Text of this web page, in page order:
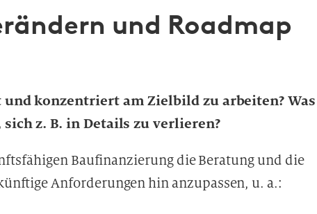
und Roadmap
konzentriert am Zielbild zu arbeiten? Was
z. B. in Details zu verlieren?
Baufinanzierung die Beratung und die
Anforderungen hin anzupassen, u. a.: